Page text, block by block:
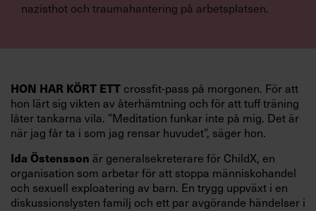
nazisthot och traumahantering på arbetsplatsen.
HON HAR KÖRT ETT crossfit-pass på morgonen. För att
hon lärt sig vikten av återhämtning och för att tuff träning
låter tankarna vila. ”Meditation funkar inte på mig. Det är
när jag får ta i som jag rensar huvudet”, säger hon.
Ida Östensson är generalsekreterare för ChildX, en
organisation som arbetar för att stoppa människohandel
och sexuell exploatering av barn. En trygg uppväxt i en
diskussionslysten familj och ett par avgörande händelser i